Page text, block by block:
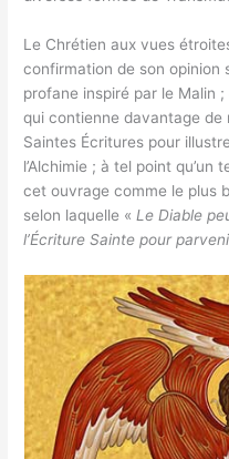
Le Chrétien aux vues
confirmation de son opinion
profane inspiré par le Malin
qui contienne davantage
Saintes Écritures pour
l’Alchimie ; à tel point
cet ouvrage comme le plus
selon laquelle « Le Diable
l’Écriture Sainte pour